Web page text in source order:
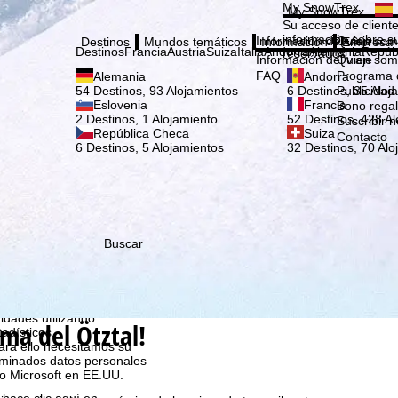
utilizando
ello necesitamos su
datos personales
en EE.UU.
My SnowTrex
My SnowTrex
Su acceso de
información sobre
reservados.
Destinos
DestinosFranciaAustriaSuizaItaliaAndorraAlemania
Alemania
54 Destinos, 93 Alojamientos
Andorra
6 Destinos, 35
Eslovenia
2 Destinos, 1 Alojamiento
Francia
52 Destinos, 428
República Checa
6 Destinos, 5 Alojamientos
Suiza
32 Destinos, 70
Mundos temáticos Información
Información del viaje
Información del viaje
FAQ
Empresa
Quien
Quien
Programa
Bono
Suscribir
Contacto
Buscar
del Ötztal!